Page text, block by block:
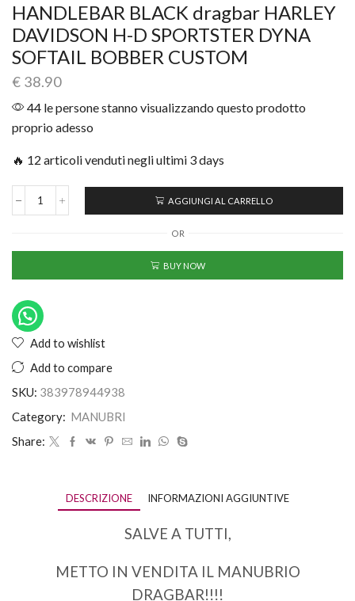
HANDLEBAR BLACK dragbar HARLEY
DAVIDSON H-D SPORTSTER DYNA
SOFTAIL BOBBER CUSTOM
€ 38.90
44 le persone stanno visualizzando questo prodotto
proprio adesso
🔥 12 articoli venduti negli ultimi 3 days
AGGIUNGI AL CARRELLO
OR
BUY NOW
Add to wishlist
Add to compare
SKU: 383978944938
Category: MANUBRI
Share:
DESCRIZIONE INFORMAZIONI AGGIUNTIVE
SALVE A TUTTI,
METTO IN VENDITA IL MANUBRIO
DRAGBAR!!!!